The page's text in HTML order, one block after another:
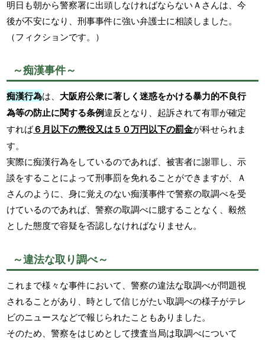
明日も朝から警察署に出頭しなければならないＡさんは、今
後が不安になり、刑事事件に強い弁護士に相談しました。
（フィクションです。）
～痴漢事件～
痴漢行為は、 大阪府公衆に著しく迷惑をかける暴力的不良行
為等の防止に関する条例違反となり、起訴されて有罪が確定
すれば６月以下の懲役又は５０万円以下の罰金が科せられま
す。
実際に痴漢行為をしているのであれば、被害者に謝罪し、示
談をすることによって刑事罰を免れることができますが、Ａ
さんのように、身に覚えのない痴漢事件で警察の取調べを受
けているのであれば、警察の取調べに臆することなく、毅然
とした態度で容疑を否認しなければなりません。
～違法な取り調べ～
これまで様々な事件において、警察の違法な取調べが問題視
されることがあり、時として信じがたい取調べの様子がテレ
ビのニュースなどで報じられたこともありました。
そのため、警察をはじめとして捜査当局は取調べについて